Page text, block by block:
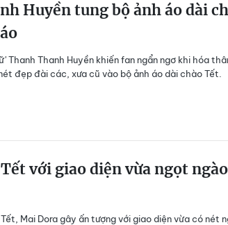
Huyền tung bộ ảnh áo dài
Thanh Thanh Huyền khiến fan ngẩn ngơ khi hóa
đẹp đài các, xưa cũ vào bộ ảnh áo dài chào Tết.
với giao diện vừa ngọt ngào
Mai Dora gây ấn tượng với giao diện vừa có nét